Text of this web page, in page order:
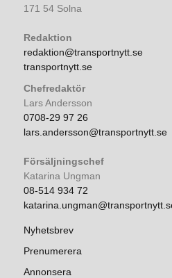
171 54 Solna
Redaktion
redaktion@transportnytt.se
transportnytt.se
Chefredaktör
Lars Andersson
0708-29 97 26
lars.andersson@transportnytt.se
Försäljningschef
Katarina Ungman
08-514 934 72
Nyhetsbrev
Prenumerera
Annonsera